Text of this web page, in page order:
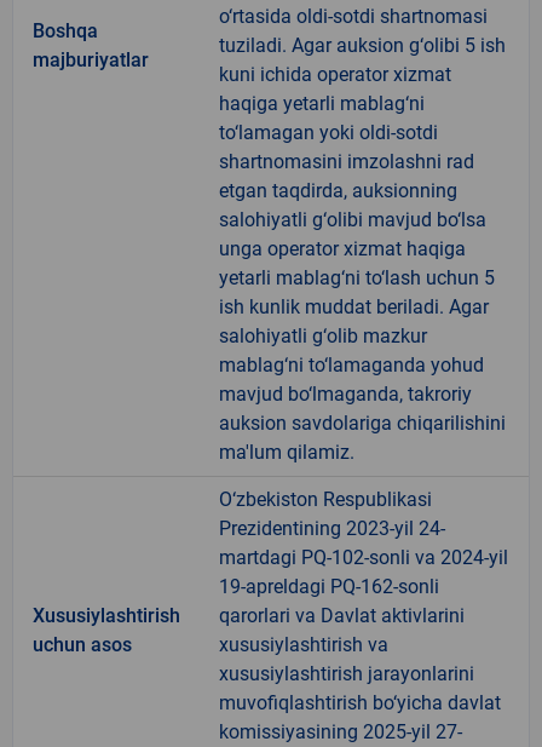
Boshqa
majburiyatlar
o‘rtasida oldi-sotdi shartnomasi
tuziladi. Agar auksion g‘olibi 5 ish
kuni ichida operator xizmat
haqiga yetarli mablag‘ni
to‘lamagan yoki oldi-sotdi
shartnomasini imzolashni rad
etgan taqdirda, auksionning
salohiyatli g‘olibi mavjud bo‘lsa
unga operator xizmat haqiga
yetarli mablag‘ni to‘lash uchun 5
ish kunlik muddat beriladi. Agar
salohiyatli g‘olib mazkur
mablag‘ni to‘lamaganda yohud
mavjud bo‘lmaganda, takroriy
auksion savdolariga chiqarilishini
ma'lum qilamiz.
Xususiylashtirish
uchun asos
O‘zbekiston Respublikasi
Prezidentining 2023-yil 24-
martdagi PQ-102-sonli va 2024-yil
19-apreldagi PQ-162-sonli
qarorlari va Davlat aktivlarini
xususiylashtirish va
xususiylashtirish jarayonlarini
muvofiqlashtirish bo‘yicha davlat
komissiyasining 2025-yil 27-